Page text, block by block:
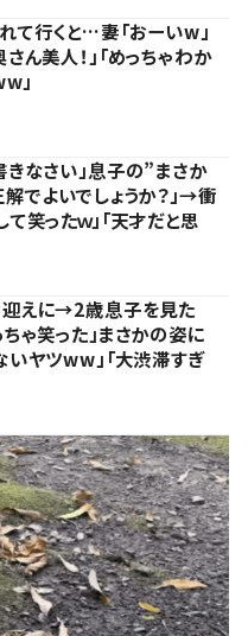
て行くと…妻「おーいw」
ん美人！」「めっちゃわか
」
きなさい」息子の”まさか
でよいでしょうか？」→衝
笑ったｗ」「天才だと思
えに→2歳息子を見た
ゃ笑った」まさかの姿に
いヤツww」「大渋滞すぎ